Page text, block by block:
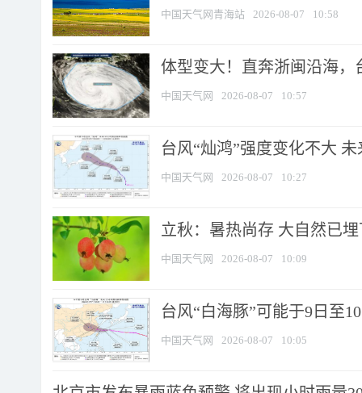
中国天气网青海站 2026-08-07 10:58
体型变大！直奔浙闽沿海，
中国天气网 2026-08-07 10:57
台风“灿鸿”强度变化不大
中国天气网 2026-08-07 10:27
立秋：暑热尚存 大自然已
中国天气网 2026-08-07 10:09
台风“白海豚”可能于9日至
中国天气网 2026-08-07 10:05